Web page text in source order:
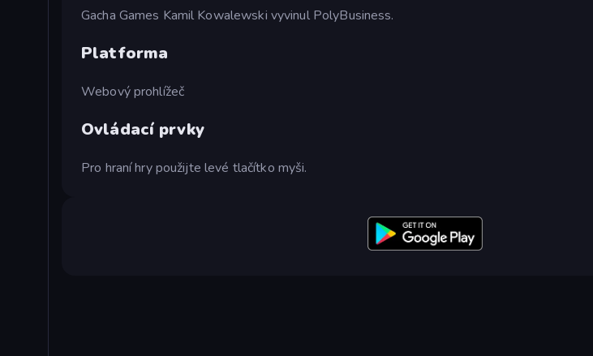
Gacha Games Kamil Kowalewski vyvinul PolyBusiness.
Platforma
Webový prohlížeč
Ovládací prvky
Pro hraní hry použijte levé tlačítko myši.